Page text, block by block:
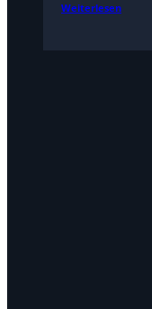
Weiterlesen